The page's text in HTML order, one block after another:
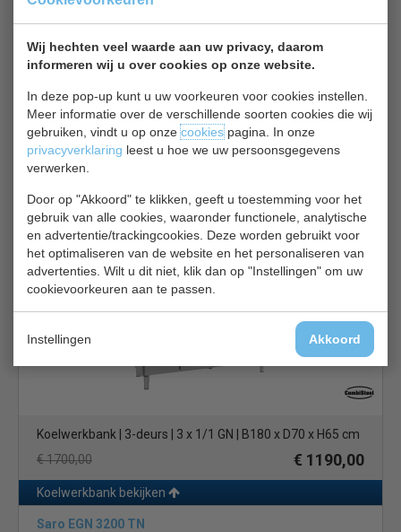
Wij hechten veel waarde aan uw privacy, daarom
informeren wij u over cookies op onze website.
In deze pop-up kunt u uw voorkeuren voor cookies instellen.
Meer informatie over de verschillende soorten cookies die wij
gebruiken, vindt u op onzecookiespagina. In onze
privacyverklaring leest u hoe we uw persoonsgegevens
verwerken.
Door op "Akkoord" te klikken, geeft u toestemming voor het
gebruik van alle cookies, waaronder functionele, analytische
en advertentie/trackingcookies. Deze worden gebruikt voor
het optimaliseren van de website en het personaliseren van
advertenties. Wilt u dit niet, klik dan op "Instellingen" om uw
cookievoorkeuren aan te passen.
Instellingen Akkoord
Combisteel 7450.1220
Bakkers koelwerkbank | 3-deurs | B202 x D80 x H85 cm
€ 1660,00
€ 1162,00
Koelwerkbank bekijken
Combisteel 7450.0760
Koelwerkbank | 3-deurs | 3 x 1/1 GN | B180 x D70 x H65 cm
€ 1700,00
€ 1190,00
Koelwerkbank bekijken
Saro EGN 3200 TN